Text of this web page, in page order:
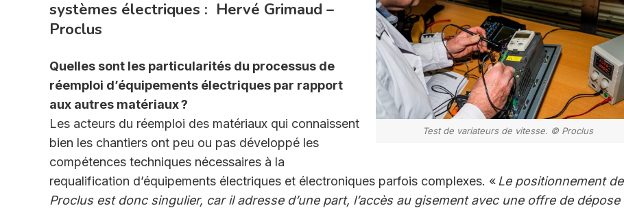
Test de variateurs de vitesse. © Proclus
systèmes électriques : Hervé Grimaud –
Proclus
Quelles sont les particularités du processus de
réemploi d’équipements électriques par rapport
aux autres matériaux ?
Les acteurs du réemploi des matériaux qui connaissent
bien les chantiers ont peu ou pas développé les
compétences techniques nécessaires à la
requalification d’équipements électriques et électroniques parfois complexes. « Le positionnement de
Proclus est donc singulier, car il adresse d’une part, l’accès au gisement avec une offre de dépose